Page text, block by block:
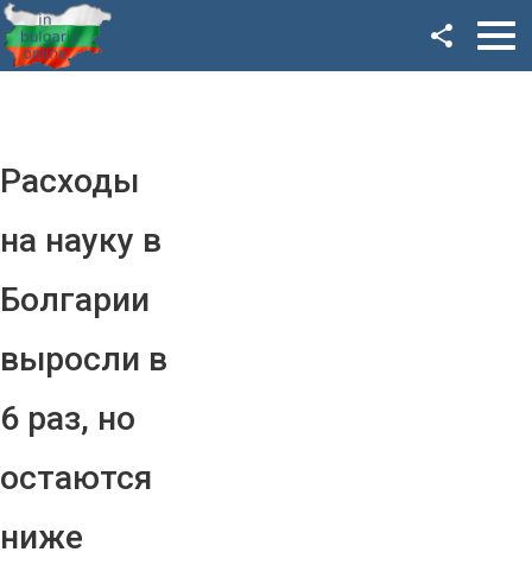
Расходы
на науку в
Болгарии
выросли в
6 раз, но
остаются
ниже